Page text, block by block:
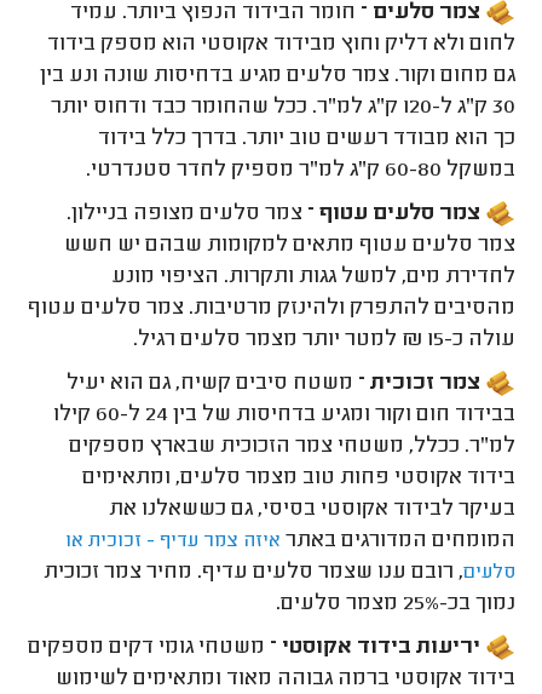
צמר סלעים – חומר הבידוד הנפוץ ביותר. עמיד
לחום ולא דליק וחוץ מבידוד אקוסטי הוא מספק בידוד
גם מחום וקור. צמר סלעים מגיע בדחיסות שונה ונע בין
30 ק"ג ל-120 ק"ג למ"ר. ככל שהחומר כבד ודחוס יותר
כך הוא מבודד רעשים טוב יותר. בדרך כלל בידוד
במשקל 60-80 ק"ג למ"ר מספיק לחדר סטנדרטי.
צמר סלעים עטוף – צמר סלעים מצופה בניילון.
צמר סלעים עטוף מתאים למקומות שבהם יש חשש
לחדירת מים, למשל גגות ותקרות. הציפוי מונע
מהסיבים להתפרק ולהינזק מרטיבות. צמר סלעים עטוף
עולה כ-15 ₪ למטר יותר מצמר סלעים רגיל.
צמר זכוכית – משטח סיבים קשיח, גם הוא יעיל
בבידוד חום וקור ומגיע בדחיסות של בין 24 ל-60 קילו
למ"ר. ככלל, משטחי צמר הזכוכית שבארץ מספקים
בידוד אקוסטי פחות טוב מצמר סלעים, ומתאימים
בעיקר לבידוד אקוסטי בסיסי, גם כששאלנו את
המומחים המדורגים באתר איזה צמר עדיף - זכוכית או
סלעים, רובם ענו שצמר סלעים עדיף. מחיר צמר זכוכית
נמוך בכ-25% מצמר סלעים.
יריעות בידוד אקוסטי – משטחי גומי דקים מספקים
בידוד אקוסטי ברמה גבוהה מאוד ומתאימים לשימוש